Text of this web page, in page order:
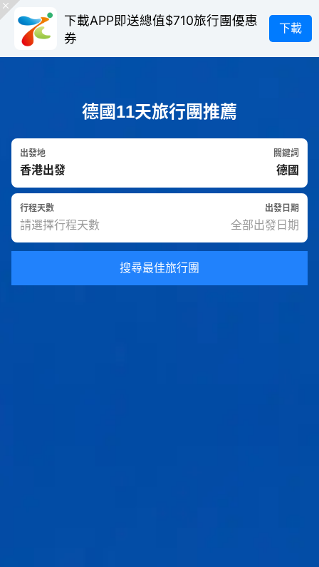
下載APP即送總值$710旅行團優惠
券
下載
德國11天旅行團推薦
出發地 關鍵詞
出發日期
行程天數
搜尋最佳旅行團